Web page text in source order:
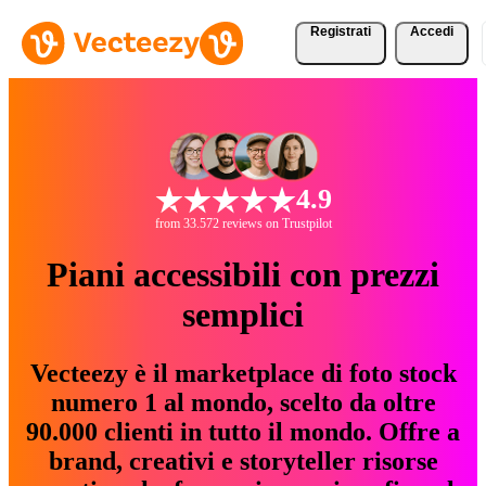
Registrati Accedi
4.9
from 33.572 reviews on Trustpilot
Piani accessibili con prezzi
semplici
Vecteezy è il marketplace di foto stock
numero 1 al mondo, scelto da oltre
90.000 clienti in tutto il mondo. Offre a
brand, creativi e storyteller risorse